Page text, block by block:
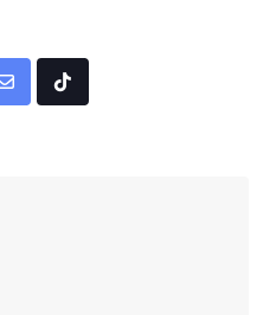
Share Tiktok